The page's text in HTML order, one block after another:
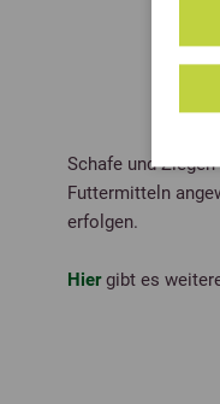
Schafe und
Futtermitteln
erfolgen.
Hiergibt es